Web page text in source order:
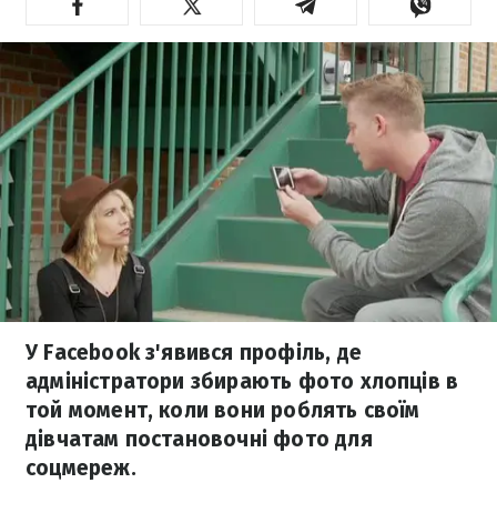
У Facebook з'явився профіль, де
адміністратори збирають фото хлопців в
той момент, коли вони роблять своїм
дівчатам постановочні фото для
соцмереж.